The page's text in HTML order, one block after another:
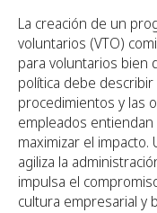
La creación de un
voluntarios (VTO)
para voluntarios bien
política debe
procedimientos y las
empleados
maximizar el impacto.
agiliza la
impulsa el
cultura empresarial y